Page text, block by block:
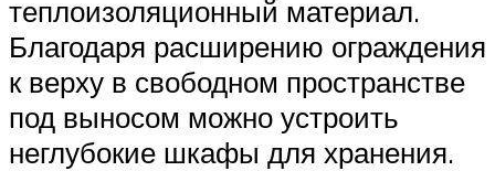
теплоизоляционный материал.
Благодаря расширению ограждения
к верху в свободном пространстве
под выносом можно устроить
неглубокие шкафы для хранения.